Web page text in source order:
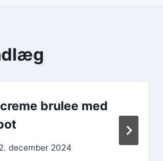
brulee med
december 2024